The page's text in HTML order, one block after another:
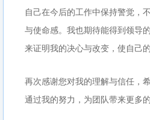
自己在今后的工作中保持警觉，
与使命感。我也期待能得到领导
来证明我的决心与改变，使自己
再次感谢您对我的理解与信任，
通过我的努力，为团队带来更多的